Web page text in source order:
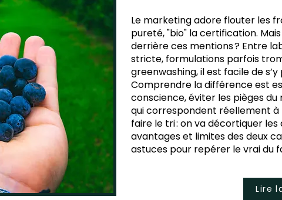
Le marketing adore flouter les
pureté, "bio" la certification.
derrière ces mentions ? Entre
stricte, formulations parfois
greenwashing, il est facile de s’y
Comprendre la différence est
conscience, éviter les pièges
qui correspondent réellement à
faire le tri : on va décortiquer les
avantages et limites des deux
astuces pour repérer le vrai du
Lire